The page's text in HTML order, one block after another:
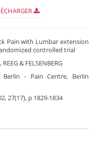
Pain with Lumbar extension
controlled trial
REEG & FELSENBERG
Berlin - Pain Centre, Berlin
27(17), p 1829-1834